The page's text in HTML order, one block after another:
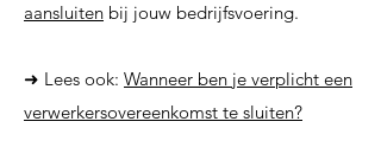
aansluiten bij jouw bedrijfsvoering.
➜ Lees ook: Wanneer ben je verplicht een
verwerkersovereenkomst te sluiten?